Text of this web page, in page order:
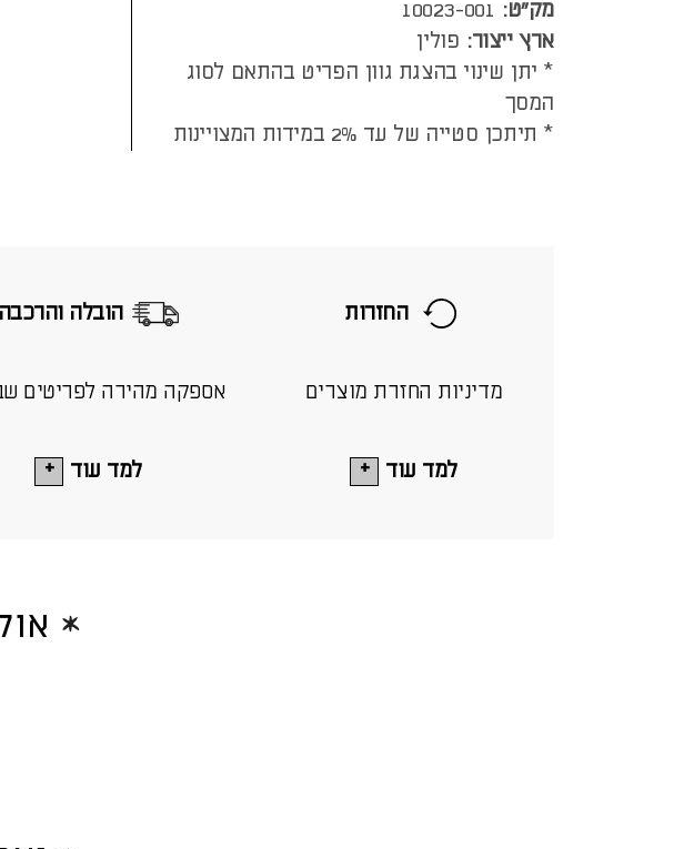
מק"ט: 10023-001
ארץ ייצור: פולין
* יתן שינוי בהצגת גוון הפריט בהתאם לסוג
המסך
* תיתכן סטייה של עד 2% במידות המצויינות
הובלה והרכבה
אספקה מהירה לפריטים
למד עוד
החזרות
מדיניות החזרת מוצרים
למד עוד